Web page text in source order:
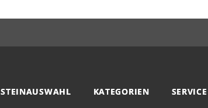
STEINAUSWAHL KATEGORIEN SERVICE